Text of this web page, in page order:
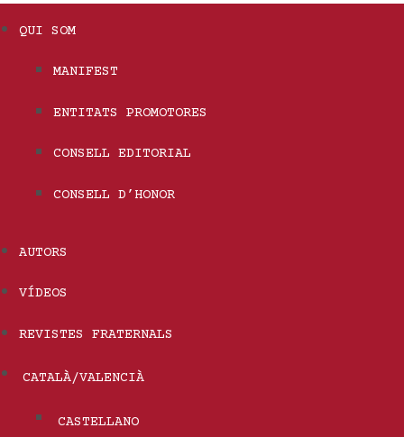
QUI SOM
MANIFEST
ENTITATS PROMOTORES
CONSELL EDITORIAL
CONSELL D’HONOR
AUTORS
VÍDEOS
REVISTES FRATERNALS
CATALÀ/VALENCIÀ
CASTELLANO